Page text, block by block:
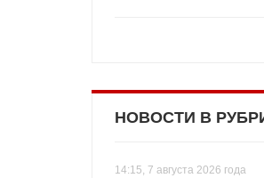
НОВОСТИ В
14:15, 7 августа 2026 года